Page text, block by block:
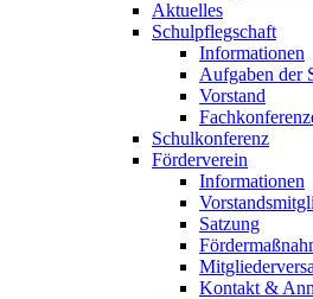
Aktuelles
Schulpflegschaft
Informationen
Aufgaben der
Vorstand
Schulkonferenz
Förderverein
Informationen
Satzung
Kontakt &